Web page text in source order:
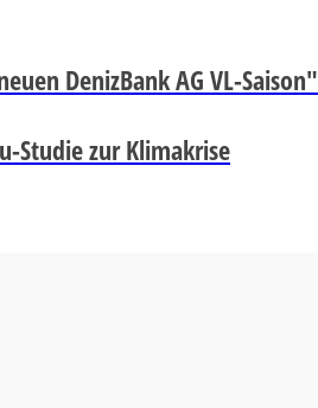
DenizBank AG VL-Saison"
Studie zur Klimakrise